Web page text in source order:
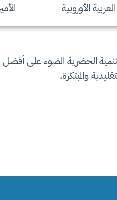
الأوروبية
الحضرية الضوء على أفضل
والمبتكرة.